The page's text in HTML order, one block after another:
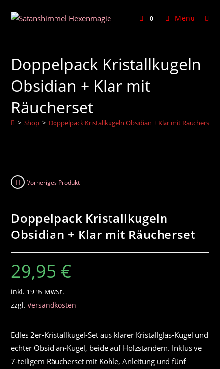
Inhalt
0 Menü
Doppelpack Kristallkugeln
Obsidian + Klar mit
Räucherset
> Shop > Doppelpack Kristallkugeln Obsidian + Klar mit Räucherset
Vorheriges Produkt
Doppelpack Kristallkugeln
Obsidian + Klar mit Räucherset
29,95 €
inkl. 19 % MwSt.
zzgl.Versandkosten
Edles 2er-Kristallkugel-Set aus klarer Kristallglas-Kugel und
echter Obsidian-Kugel, beide auf Holzständern. Inklusive
7-teiligem Räucherset mit Kohle, Anleitung und fünf